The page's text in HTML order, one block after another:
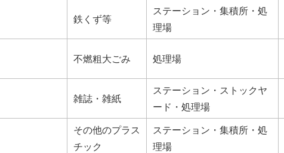
鉄くず等
ステーション・集積所・処
理場
不燃粗大ごみ 処理場
雑誌・雑紙
ステーション・ストックヤ
ード・処理場
その他のプラス
チック
ステーション・集積所・処
理場